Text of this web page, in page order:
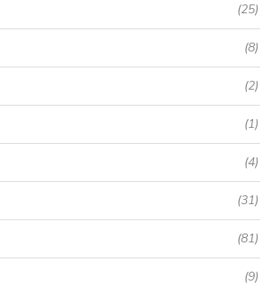
(25)
(8)
(2)
(1)
(4)
(31)
(81)
(9)